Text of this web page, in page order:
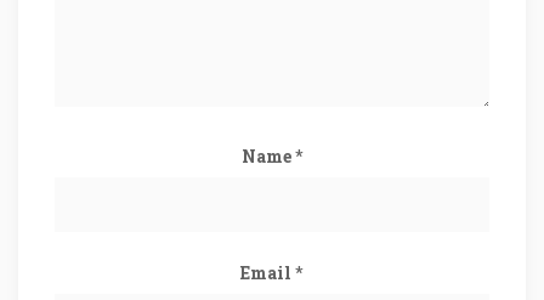
Name*
Email *